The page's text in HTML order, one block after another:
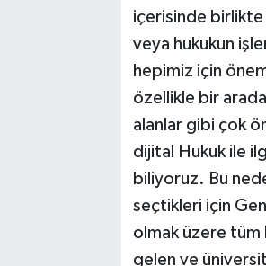
içerisinde birlikte
veya hukukun
hepimiz için
özellikle bir
alanlar gibi çok
dijital Hukuk ile
biliyoruz. Bu
seçtikleri için
olmak üzere tüm
gelen ve